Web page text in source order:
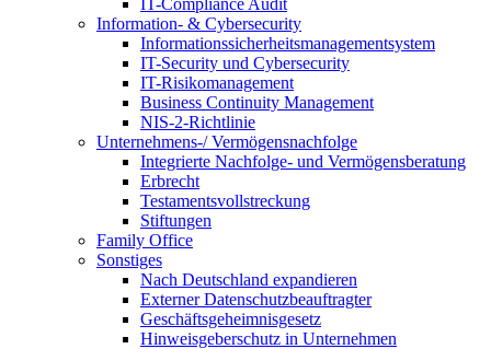
IT-Compliance Audit
Information- & Cybersecurity
Informationssicherheitsmanagementsystem
IT-Security und Cybersecurity
IT-Risikomanagement
Business Continuity Management
NIS-2-Richtlinie
Unternehmens-/Vermögensnachfolge
Integrierte Nachfolge- und Vermögensberatung
Erbrecht
Testamentsvollstreckung
Stiftungen
Family Office
Sonstiges
Nach Deutschland expandieren
Externer Datenschutzbeauftragter
Geschäftsgeheimnisgesetz
Hinweisgeberschutz in Unternehmen